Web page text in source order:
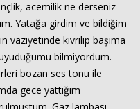
acemilik ne derseniz
Yatağa girdim ve bildiğim
kıvrılıp başıma
bilmiyordum.
bozan ses tonu ile
gece yattığım